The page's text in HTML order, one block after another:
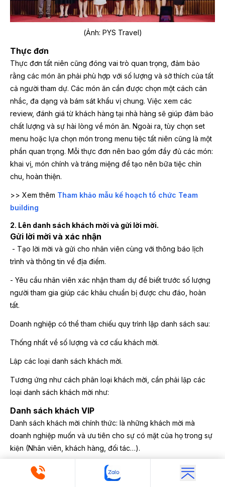
(Ảnh: PYS Travel)
Thực đơn
Thực đơn tất niên cũng đóng vai trò quan trọng, đảm bảo
rằng các món ăn phải phù hợp với số lượng và sở thích của tất
cả người tham dự. Các món ăn cần được chọn một cách cân
nhắc, đa dạng và bám sát khẩu vị chung. Việc xem các
review, đánh giá từ khách hàng tại nhà hàng sẽ giúp đảm bảo
chất lượng và sự hài lòng về món ăn. Ngoài ra, tùy chọn set
menu hoặc lựa chọn món trong menu tiệc tất niên cũng là một
phần quan trọng. Mỗi thực đơn nên bao gồm đầy đủ các món:
khai vị, món chính và tráng miệng để tạo nên bữa tiệc chỉn
chu, hoàn thiện.
>> Xem thêm Tham khảo mẫu kế hoạch tổ chức Team
building
2. Lên danh sách khách mời và gửi lời mời.
Gửi lời mời và xác nhận
- Tạo lời mời và gửi cho nhân viên cùng với thông báo lịch
trình và thông tin về địa điểm.
- Yêu cầu nhân viên xác nhận tham dự để biết trước số lượng
người tham gia giúp các khâu chuẩn bị được chu đáo, hoàn
tất.
Doanh nghiệp có thể tham chiếu quy trình lập danh sách sau:
Thống nhất về số lượng và cơ cấu khách mời.
Lập các loại danh sách khách mời.
Tương ứng như cách phân loại khách mời, cần phải lập các
loại danh sách khách mời như:
Danh sách khách VIP
Danh sách khách mời chính thức: là những khách mời mà
doanh nghiệp muốn và ưu tiên cho sự có mặt của họ trong sự
kiện (Nhân viên, khách hàng, đối tác…).
Danh sách khách mời bí mật (Đối tượng này tham gia vào một
phần chương trình, gây bất ngờ…).